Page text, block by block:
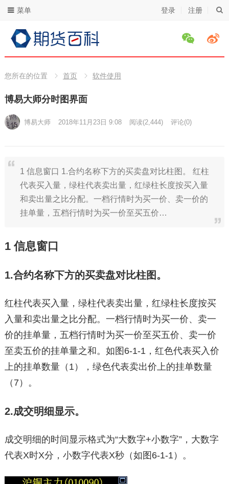
登录 注册
菜单
您所在的位置 首页 软件使用
博易大师分时图界面
博易大师 2018年11月23日 9:08 阅读(2,444) 评论(0)
1 信息窗口 1.合约名称下方的买卖盘对比柱图。 红柱
代表买入量，绿柱代表卖出量，红绿柱长度按买入量
和卖出量之比分配。一档行情时为买一价、卖一价的
挂单量，五档行情时为买一价至买五价…
1 信息窗口
1.合约名称下方的买卖盘对比柱图。
红柱代表买入量，绿柱代表卖出量，红绿柱长度按买
入量和卖出量之比分配。一档行情时为买一价、卖一
价的挂单量，五档行情时为买一价至买五价、卖一价
至卖五价的挂单量之和。如图6-1-1，红色代表买入价
上的挂单数量（1），绿色代表卖出价上的挂单数量
（7）。
2.成交明细显示。
成交明细的时间显示格式为“大数字+小数字”，大数字
代表X时X分，小数字代表X秒（如图6-1-1）。